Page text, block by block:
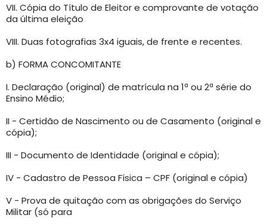
VII. Cópia do Título de Eleitor e comprovante de votação
da última eleição
VIII. Duas fotografias 3x4 iguais, de frente e recentes.
b) FORMA CONCOMITANTE
I. Declaração (original) de matrícula na 1ª ou 2ª série do
Ensino Médio;
II - Certidão de Nascimento ou de Casamento (original e
cópia);
III - Documento de Identidade (original e cópia);
IV - Cadastro de Pessoa Física – CPF (original e cópia)
V - Prova de quitação com as obrigações do Serviço
Militar (só para